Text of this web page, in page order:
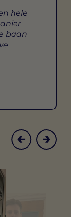
hele
baan